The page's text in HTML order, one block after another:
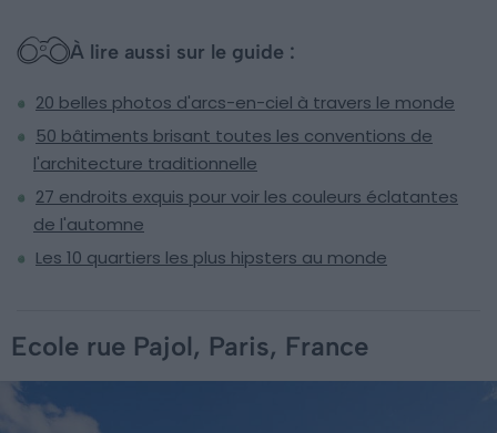
À lire aussi sur le guide :
20 belles photos d'arcs-en-ciel à travers le monde
50 bâtiments brisant toutes les conventions de
l'architecture traditionnelle
27 endroits exquis pour voir les couleurs éclatantes
de l'automne
Les 10 quartiers les plus hipsters au monde
Ecole rue Pajol, Paris, France